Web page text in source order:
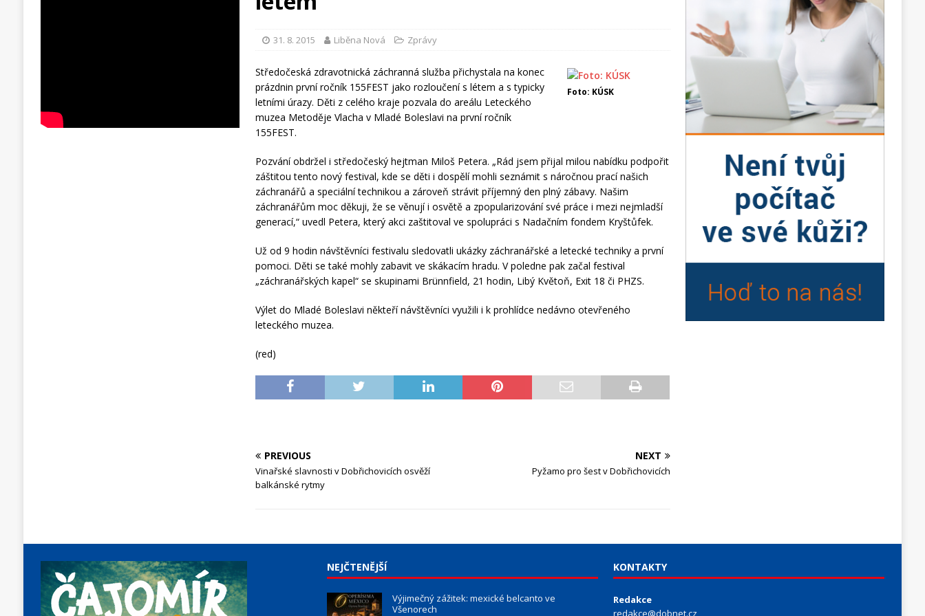
31. 8. 2015 Liběna Nová Zprávy
Foto: KÚSK
Středočeská zdravotnická záchranná služba přichystala na konec
prázdnin první ročník 155FEST jako rozloučení s létem a s typicky
letními úrazy. Děti z celého kraje pozvala do areálu Leteckého
muzea Metoděje Vlacha v Mladé Boleslavi na první ročník
155FEST.
Pozvání obdržel i středočeský hejtman Miloš Petera. „Rád jsem přijal milou nabídku podpořit
záštitou tento nový festival, kde se děti i dospělí mohli seznámit s náročnou prací našich
záchranářů a speciální technikou a zároveň strávit příjemný den plný zábavy. Našim
záchranářům moc děkuji, že se věnují i osvětě a zpopularizování své práce i mezi nejmladší
generací,“ uvedl Petera, který akci zaštitoval ve spolupráci s Nadačním fondem Kryštůfek.
Už od 9 hodin návštěvníci festivalu sledovatli ukázky záchranářské a letecké techniky a první
pomoci. Děti se také mohly zabavit ve skákacím hradu. V poledne pak začal festival
„záchranářských kapel“ se skupinami Brünnfield, 21 hodin, Libý Květoň, Exit 18 či PHZS.
Výlet do Mladé Boleslavi někteří návštěvníci využili i k prohlídce nedávno otevřeného
leteckého muzea.
(red)
PREVIOUS
Vinařské slavnosti v Dobřichovicích osvěží
balkánské rytmy
NEXT
Pyžamo pro šest v Dobřichovicích
NEJČTENĚJŠÍ
Výjimečný zážitek: mexické belcanto ve
Všenorech
KONTAKTY
Redakce
redakce@dobnet.cz